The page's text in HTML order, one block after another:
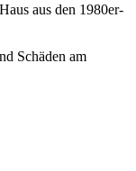
aus den 1980er-
Schäden am